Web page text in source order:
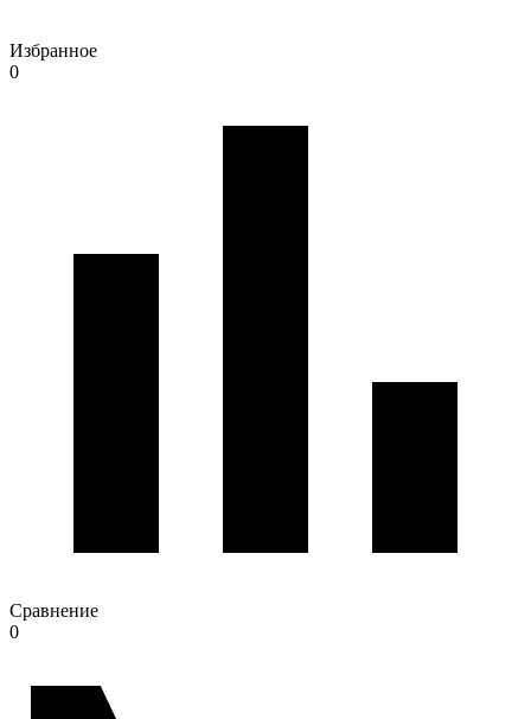
Избранное
0
Сравнение
0